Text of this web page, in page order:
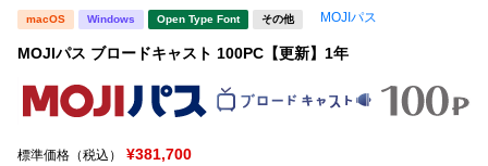
macOS Windows Open Type Font その他 MOJIパス
MOJIパス ブロードキャスト 100PC【更新】1年
標準価格（税込） ¥381,700